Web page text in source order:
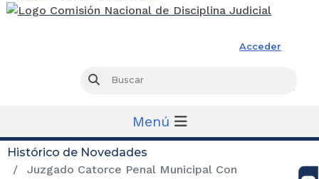
Acceder
Buscar
Menú
Histórico de Novedades
Juzgado Catorce Penal Municipal Con